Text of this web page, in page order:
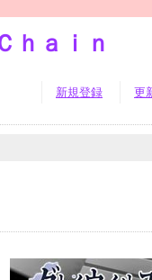
ｈａｉｎ
新規登録 更